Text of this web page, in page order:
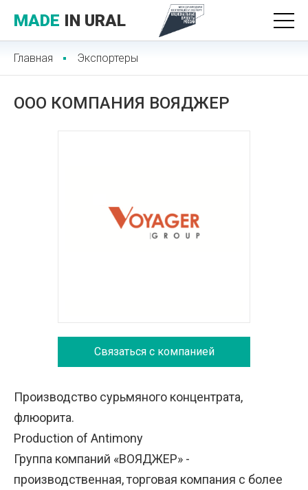
MADE IN URAL
Главная Экспортеры
ООО КОМПАНИЯ ВОЯДЖЕР
Связаться с компанией
Производство сурьмяного концентрата,
флюорита.
Production of Antimony
Группа компаний «ВОЯДЖЕР» -
производственная, торговая компания с более